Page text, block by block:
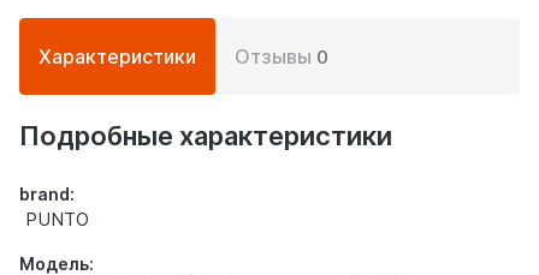
Подробная
информация
о
товаре
Характеристики Отзывы 0
Подробные характеристики
brand:
PUNTO
Модель: